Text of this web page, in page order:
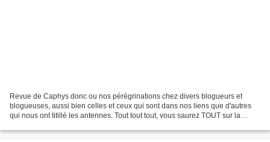
Revue de Caphys donc ou nos pérégrinations chez divers blogueurs et
blogueuses, aussi bien celles et ceux qui sont dans nos liens que d'autres
qui nous ont titillé les antennes. Tout tout tout, vous saurez TOUT sur la